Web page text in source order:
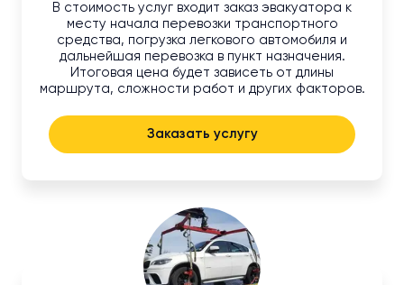
В стоимость услуг входит заказ эвакуатора к
месту начала перевозки транспортного
средства, погрузка легкового автомобиля и
дальнейшая перевозка в пункт назначения.
Итоговая цена будет зависеть от длины
маршрута, сложности работ и других факторов.
Заказать услугу